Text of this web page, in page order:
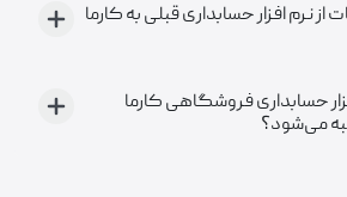
از نرم افزار حسابداری قبلی به کارما
حسابداری فروشگاهی کارما
می‌شود؟